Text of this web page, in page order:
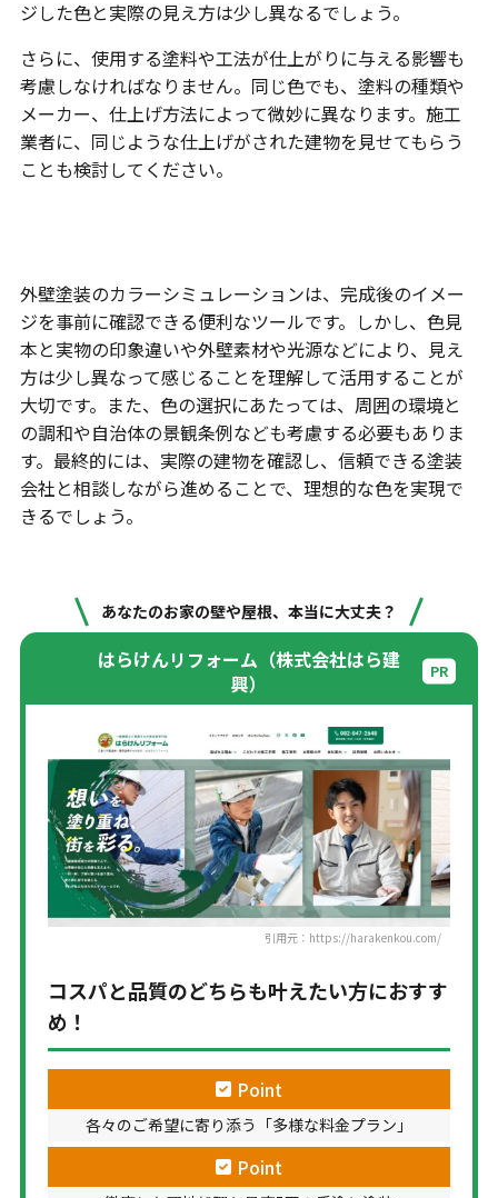
ジした色と実際の見え方は少し異なるでしょう。
さらに、使用する塗料や工法が仕上がりに与える影響も
考慮しなければなりません。同じ色でも、塗料の種類や
メーカー、仕上げ方法によって微妙に異なります。施工
業者に、同じような仕上げがされた建物を見せてもらう
ことも検討してください。
外壁塗装のカラーシミュレーションは、完成後のイメー
ジを事前に確認できる便利なツールです。しかし、色見
本と実物の印象違いや外壁素材や光源などにより、見え
方は少し異なって感じることを理解して活用することが
大切です。また、色の選択にあたっては、周囲の環境と
の調和や自治体の景観条例なども考慮する必要もありま
す。最終的には、実際の建物を確認し、信頼できる塗装
会社と相談しながら進めることで、理想的な色を実現で
きるでしょう。
あなたのお家の壁や屋根、本当に大丈夫？
はらけんリフォーム（株式会社はら建
興）
引用元：https://harakenkou.com/
コスパと品質のどちらも叶えたい方におすす
め！
Point
各々のご希望に寄り添う「多様な料金プラン」
Point